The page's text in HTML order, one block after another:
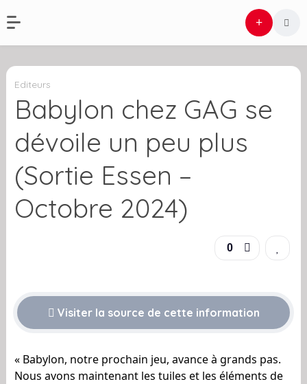
Editeurs
Babylon chez GAG se
dévoile un peu plus
(Sortie Essen –
Octobre 2024)
0
Visiter la source de cette information
« Babylon, notre prochain jeu, avance à grands pas.
Nous avons maintenant les tuiles et les éléments de